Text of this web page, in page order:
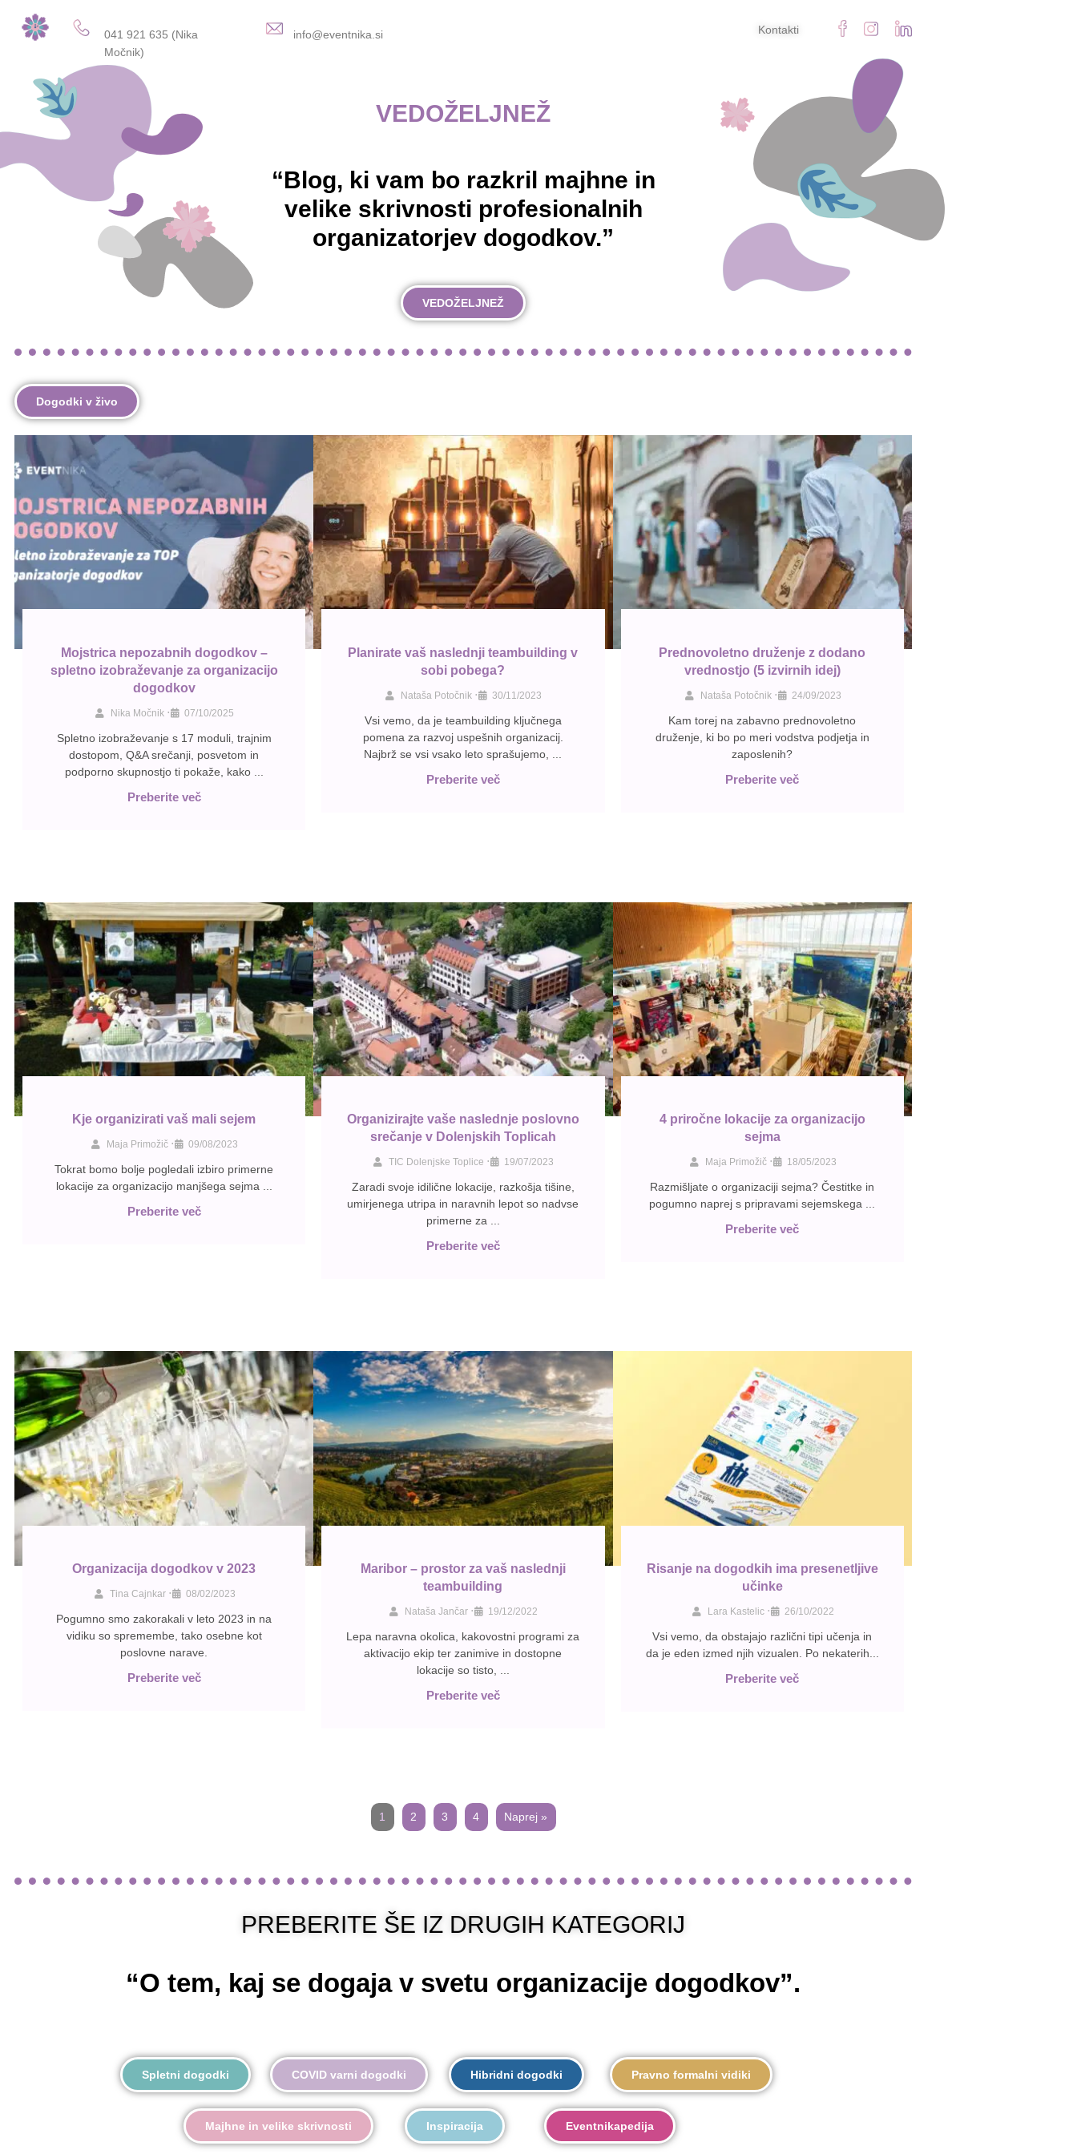
041 921 635 (Nika
Močnik)
info@eventnika.si Kontakti
VEDOŽELJNEŽ
“Blog, ki vam bo razkril majhne in
velike skrivnosti profesionalnih
organizatorjev dogodkov.”
VEDOŽELJNEŽ
Dogodki v živo
Mojstrica nepozabnih dogodkov –
spletno izobraževanje za organizacijo
dogodkov
Nika Močnik • 07/10/2025
Spletno izobraževanje s 17 moduli, trajnim
dostopom, Q&A srečanji, posvetom in
podporno skupnostjo ti pokaže, kako ...
Preberite več
Planirate vaš naslednji teambuilding v
sobi pobega?
Nataša Potočnik • 30/11/2023
Vsi vemo, da je teambuilding ključnega
pomena za razvoj uspešnih organizacij.
Najbrž se vsi vsako leto sprašujemo, ...
Preberite več
Prednovoletno druženje z dodano
vrednostjo (5 izvirnih idej)
Nataša Potočnik • 24/09/2023
Kam torej na zabavno prednovoletno
druženje, ki bo po meri vodstva podjetja in
zaposlenih?
Preberite več
Kje organizirati vaš mali sejem
Maja Primožič • 09/08/2023
Tokrat bomo bolje pogledali izbiro primerne
lokacije za organizacijo manjšega sejma ...
Preberite več
Organizirajte vaše naslednje poslovno
srečanje v Dolenjskih Toplicah
TIC Dolenjske Toplice • 19/07/2023
Zaradi svoje idilične lokacije, razkošja tišine,
umirjenega utripa in naravnih lepot so nadvse
primerne za ...
Preberite več
4 priročne lokacije za organizacijo
sejma
Maja Primožič • 18/05/2023
Razmišljate o organizaciji sejma? Čestitke in
pogumno naprej s pripravami sejemskega ...
Preberite več
Organizacija dogodkov v 2023
Tina Cajnkar • 08/02/2023
Pogumno smo zakorakali v leto 2023 in na
vidiku so spremembe, tako osebne kot
poslovne narave.
Preberite več
Maribor – prostor za vaš naslednji
teambuilding
Nataša Jančar • 19/12/2022
Lepa naravna okolica, kakovostni programi za
aktivacijo ekip ter zanimive in dostopne
lokacije so tisto, ...
Preberite več
Risanje na dogodkih ima presenetljive
učinke
Lara Kastelic • 26/10/2022
Vsi vemo, da obstajajo različni tipi učenja in
da je eden izmed njih vizualen. Po nekaterih...
Preberite več
1 2 3 4 Naprej »
PREBERITE ŠE IZ DRUGIH KATEGORIJ
“O tem, kaj se dogaja v svetu organizacije dogodkov”.
Spletni dogodki COVID varni dogodki Hibridni dogodki Pravno formalni vidiki
Majhne in velike skrivnosti Inspiracija Eventnikapedija